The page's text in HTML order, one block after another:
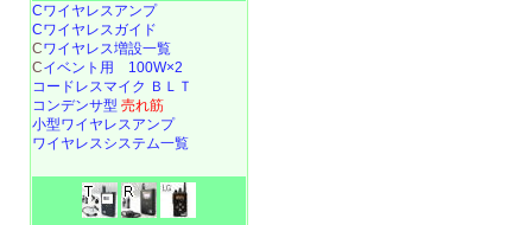
Cワイヤレスアンプ
Cワイヤレスガイド
Cワイヤレス増設一覧
Cイベント用 100W×2
コードレスマイク ＢＬＴ
コンデンサ型 売れ筋
小型ワイヤレスアンプ
ワイヤレスシステム一覧